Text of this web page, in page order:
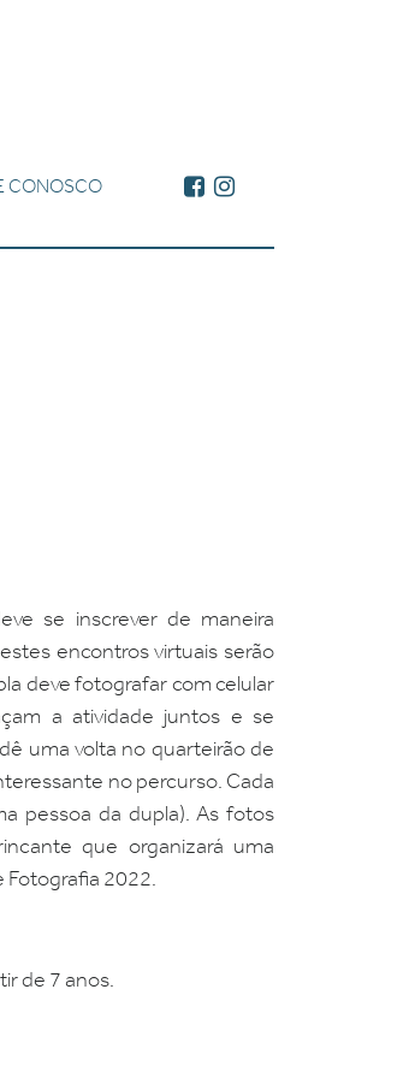
CONOSCO
se inscrever de maneira
encontros virtuais serão
deve fotografar com celular
a atividade juntos e se
uma volta no quarteirão de
no percurso. Cada
pessoa da dupla). As fotos
que organizará uma
Fotografia 2022.
de 7 anos.